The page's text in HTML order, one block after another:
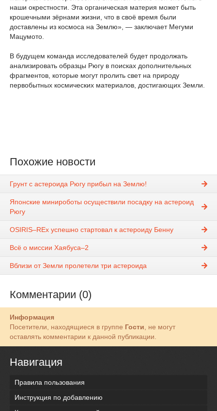
наши окрестности. Эта органическая материя может быть
крошечными зёрнами жизни, что в своё время были
доставлены из космоса на Землю», — заключает Мегуми
Мацумото.
В будущем команда исследователей будет продолжать
анализировать образцы Рюгу в поисках дополнительных
фрагментов, которые могут пролить свет на природу
первобытных космических материалов, достигающих Земли.
Похожие новости
Грунт с астероида Рюгу прибыл на Землю!
Японские минироботы осуществили посадку на астероид
Рюгу
OSIRIS–REx успешно стартовал к астероиду Бенну
Всё о миссии Хаябуса–2
Вблизи от Земли пролетели три астероида
Комментарии (0)
Информация
Посетители, находящиеся в группе Гости , не могут
оставлять комментарии к данной публикации.
Навигация
Правила пользования
Инструкция по добавлению